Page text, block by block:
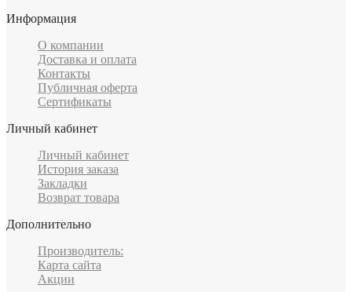
Информация
О компании
Доставка и оплата
Контакты
Публичная оферта
Сертификаты
Личный кабинет
Личный кабинет
История заказа
Закладки
Возврат товара
Дополнительно
Производитель:
Карта сайта
Акции